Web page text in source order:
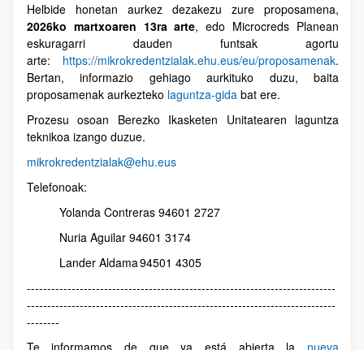
Helbide honetan aurkez dezakezu zure proposamena,
2026ko martxoaren 13ra arte, edo Microcreds Planean
eskuragarri dauden funtsak agortu
arte: https://mikrokredentzialak.ehu.eus/eu/proposamenak.
Bertan, informazio gehiago aurkituko duzu, baita
proposamenak aurkezteko laguntza-gidabat ere.
Prozesu osoan Berezko Ikasketen Unitatearen laguntza
teknikoa izango duzue.
mikrokredentzialak@ehu.eus
Telefonoak:
Yolanda Contreras 94601 2727
Nuria Aguilar 94601 3174
Lander Aldama 94501 4305
----------------------------------------------------------------------------
----------------------------------------------------------------------------
--------
Te informamos de que ya está abierta la nueva